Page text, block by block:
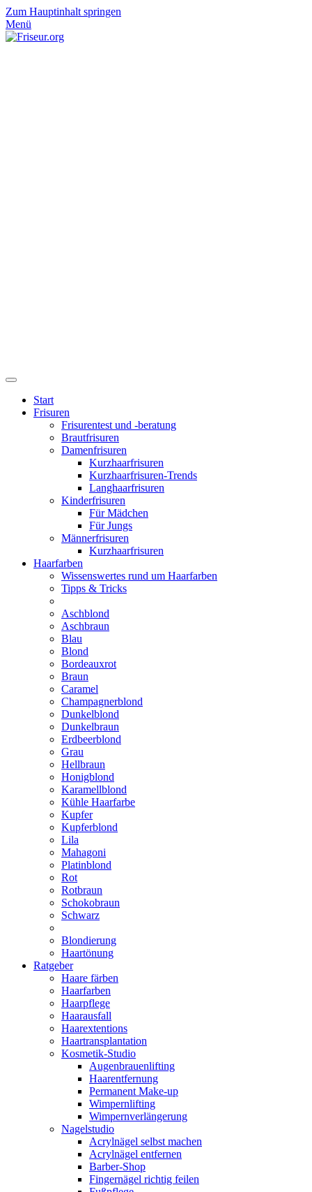
Zum Hauptinhalt springen
Menü
Start
Frisuren
Frisurentest und -beratung
Brautfrisuren
Damenfrisuren
Kurzhaarfrisuren
Kurzhaarfrisuren-Trends
Langhaarfrisuren
Kinderfrisuren
Für Mädchen
Für Jungs
Männerfrisuren
Kurzhaarfrisuren
Haarfarben
Wissenswertes rund um Haarfarben
Tipps & Tricks
Aschblond
Aschbraun
Blau
Blond
Bordeauxrot
Braun
Caramel
Champagnerblond
Dunkelblond
Dunkelbraun
Erdbeerblond
Grau
Hellbraun
Honigblond
Karamellblond
Kühle Haarfarbe
Kupfer
Kupferblond
Lila
Mahagoni
Platinblond
Rot
Rotbraun
Schokobraun
Schwarz
Blondierung
Haartönung
Ratgeber
Haare färben
Haarfarben
Haarpflege
Haarausfall
Haarextentions
Haartransplantation
Kosmetik-Studio
Augenbrauenlifting
Haarentfernung
Permanent Make-up
Wimpernlifting
Wimpernverlängerung
Nagelstudio
Acrylnägel selbst machen
Acrylnägel entfernen
Barber-Shop
Fingernägel richtig feilen